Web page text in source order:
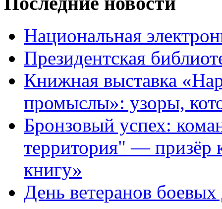
Национальная
Президентская
Книжная выставка
промыслы»: узоры,
Бронзовый успех:
территория" — призёр
книгу»
День ветеранов